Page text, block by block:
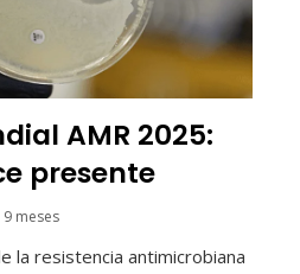
AMR 2025:
presente
9 meses
la resistencia antimicrobiana